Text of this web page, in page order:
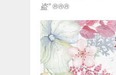
盗” ®®®